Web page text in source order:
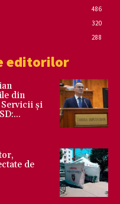
486
320
288
editorilor
din
și
de